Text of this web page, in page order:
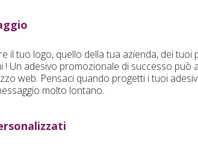
il tuo logo, quello della tua azienda, dei tuoi
Un adesivo promozionale di successo può
web. Pensaci quando progetti i tuoi
molto lontano.